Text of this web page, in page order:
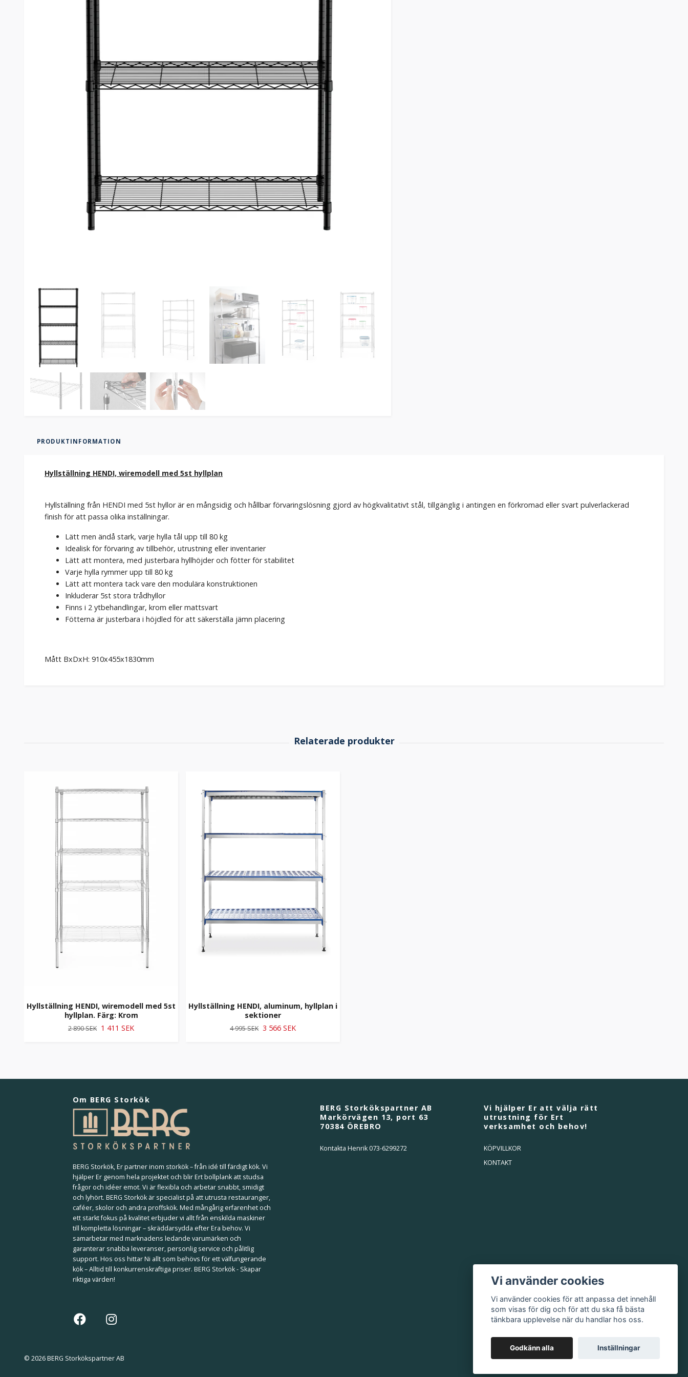
PRODUKTINFORMATION
Hyllställning HENDI, wiremodell med 5st hyllplan
Hyllställning från HENDI med 5st hyllor är en mångsidig och hållbar förvaringslösning gjord av högkvalitativt stål, tillgänglig i antingen en förkromad eller svart pulverlackerad
finish för att passa olika inställningar.
Lätt men ändå stark, varje hylla tål upp till 80 kg
Idealisk för förvaring av tillbehör, utrustning eller inventarier
Lätt att montera, med justerbara hyllhöjder och fötter för stabilitet
Varje hylla rymmer upp till 80 kg
Lätt att montera tack vare den modulära konstruktionen
Inkluderar 5st stora trådhyllor
Finns i 2 ytbehandlingar, krom eller mattsvart
Fötterna är justerbara i höjdled för att säkerställa jämn placering
Mått BxDxH: 910x455x1830mm
Hyllställning HENDI, wiremodell med 5st
hyllplan. Färg: Krom
2 890 SEK 1 411 SEK
Hyllställning HENDI, aluminum, hyllplan i
sektioner
4 995 SEK 3 566 SEK
Om BERG Storkök
BERG Storkök, Er partner inom storkök – från idé till färdigt kök. Vi
hjälper Er genom hela projektet och blir Ert bollplank att studsa
frågor och idéer emot. Vi är flexibla och arbetar snabbt, smidigt
och lyhört. BERG Storkök är specialist på att utrusta restauranger,
caféer, skolor och andra proffskök. Med mångårig erfarenhet och
ett starkt fokus på kvalitet erbjuder vi allt från enskilda maskiner
till kompletta lösningar – skräddarsydda efter Era behov. Vi
samarbetar med marknadens ledande varumärken och
garanterar snabba leveranser, personlig service och pålitlig
support. Hos oss hittar Ni allt som behövs för ett välfungerande
kök – Alltid till konkurrenskraftiga priser. BERG Storkök - Skapar
riktiga värden!
BERG Storkökspartner AB
Markörvägen 13, port 63
70384 ÖREBRO
Kontakta Henrik 073-6299272
Vi hjälper Er att välja rätt
utrustning för Ert
verksamhet och behov!
KÖPVILLKOR
KONTAKT
© 2026 BERG Storkökspartner AB
Vi använder cookies
Vi använder cookies för att anpassa det innehåll
som visas för dig och för att du ska få bästa
tänkbara upplevelse när du handlar hos oss.
Godkänn alla Inställningar